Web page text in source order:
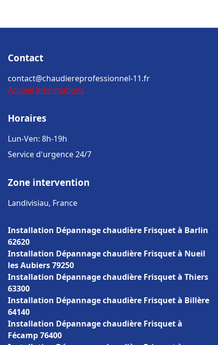
Contact
contact@chaudiereprofessionnel-11.fr
Accueil Informations
Horaires
Lun-Ven: 8h-19h
Service d'urgence 24/7
Zone intervention
Landivisiau, France
Installation Dépannage chaudière Frisquet à Barlin
62620
Installation Dépannage chaudière Frisquet à Nueil
les Aubiers 79250
Installation Dépannage chaudière Frisquet à Thiers
63300
Installation Dépannage chaudière Frisquet à Billère
64140
Installation Dépannage chaudière Frisquet à
Fécamp 76400